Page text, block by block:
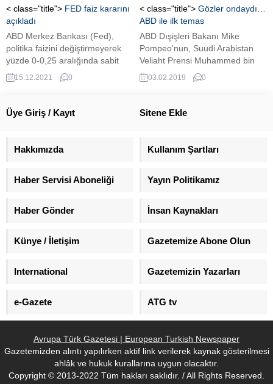
soruşturma sürüyor.
Habertürk’ün “Yemininizden
utanın” başlığıyla duyurduğu
olay,...
bağ önemli değil, biz
ilişkilendiriyoruz” dediğini aktardı.
< class="title"> FED faiz kararını
açıkladı
ABD Merkez Bankası (Fed),
politika faizini değiştirmeyerek
yüzde 0-0,25 aralığında sabit
bıraktı.
15.12.2021 0
< class="title"> Gözler ondaydı…
ABD ile ilk temas
ABD Dışişleri Bakanı Mike
Pompeo'nun, Suudi Arabistan
Veliaht Prensi Muhammed bin
Selman ile bir araya gelerek,
Suudi gazeteci Cemal
görüştüğü belirtildi.
03.02.2019 0
Üye Giriş / Kayıt Sitene Ekle
Hakkımızda Kullanım Şartları
Haber Servisi Aboneliği Yayın Politikamız
Haber Gönder İnsan Kaynakları
Künye / İletişim Gazetemize Abone Olun
International Gazetemizin Yazarları
e-Gazete ATG tv
Avrupa Türk Gazetesi | European Turkish Newspaper
Gazetemizden alıntı yapılırken aktif link verilerek kaynak gösterilmesi
ahlâk ve hukuk kurallarına uygun olacaktır.
Copyright © 2013-2022 Tüm hakları saklıdır. / All Rights Reserved.